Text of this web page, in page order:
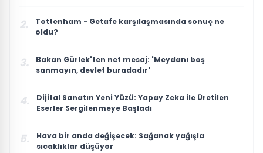
2.
Tottenham - Getafe karşılaşmasında sonuç ne
oldu?
3.
Bakan Gürlek'ten net mesaj: 'Meydanı boş
sanmayın, devlet buradadır'
4.
Dijital Sanatın Yeni Yüzü: Yapay Zeka ile Üretilen
Eserler Sergilenmeye Başladı
5.
Hava bir anda değişecek: Sağanak yağışla
sıcaklıklar düşüyor